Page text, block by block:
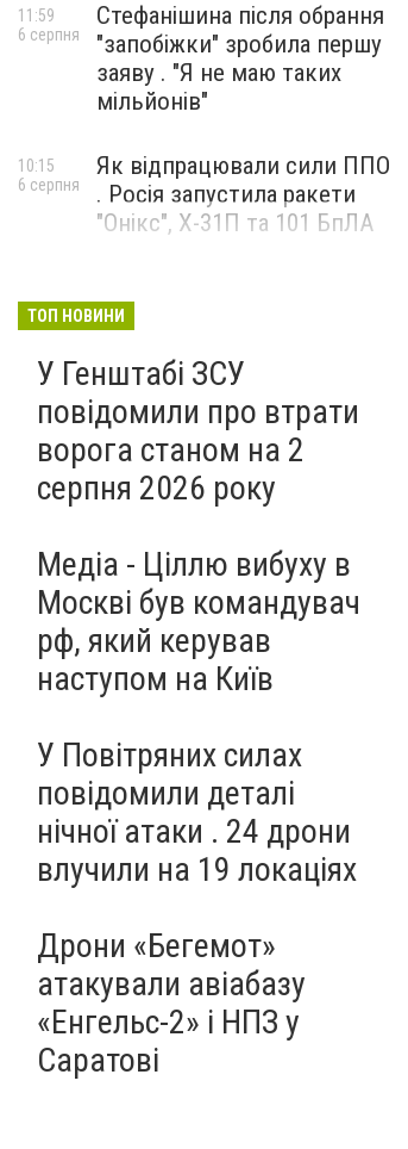
Стефанішина після обрання
"запобіжки" зробила першу
заяву . "Я не маю таких
мільйонів"
11:59
6 серпня
Як відпрацювали сили ППО
. Росія запустила ракети
"Онікс", Х-31П та 101 БпЛА
10:15
6 серпня
ТОП НОВИНИ
У Генштабі ЗСУ
повідомили про втрати
ворога станом на 2
серпня 2026 року
Медіа - Ціллю вибуху в
Москві був командувач
рф, який керував
наступом на Київ
У Повітряних силах
повідомили деталі
нічної атаки . 24 дрони
влучили на 19 локаціях
Дрони «Бегемот»
атакували авіабазу
«Енгельс-2» і НПЗ у
Саратові